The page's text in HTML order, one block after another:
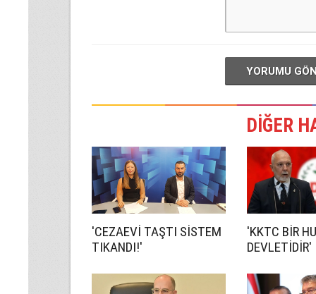
YORUMU
DİĞER
'CEZAEVİ TAŞTI SİSTEM
TIKANDI!'
'KKTC BİR
DEVLETİDİR'